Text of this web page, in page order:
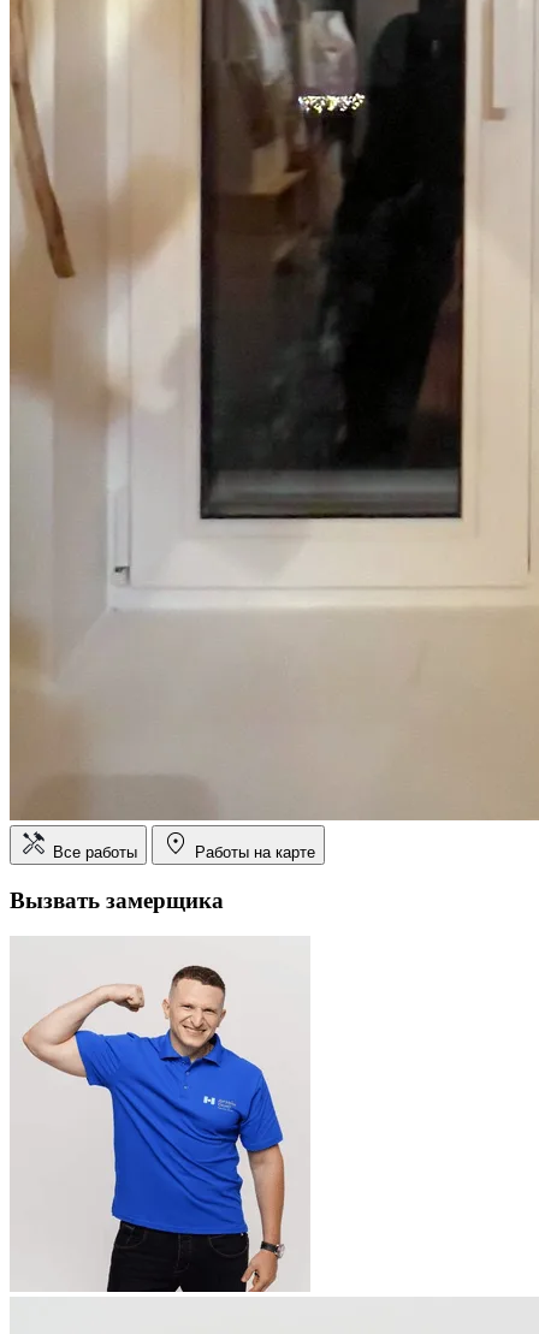
Все работы Работы на карте
Вызвать замерщика